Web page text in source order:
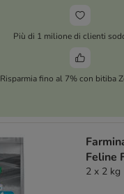
Più di 1 milione di clienti
Risparmia fino al 7% con bitiba
Feline
2 x 2 kg